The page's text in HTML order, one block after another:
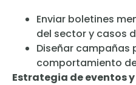
Enviar boletines
del sector y casos
Diseñar campañas
comportamiento
Estrategia de eventos